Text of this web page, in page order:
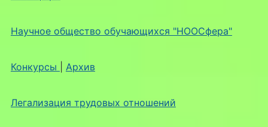
Научное общество обучающихся "НООСфера"
Конкурсы Архив
Легализация трудовых отношений